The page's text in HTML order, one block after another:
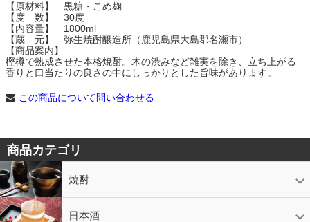
【原材料】 黒糖・こめ麹
【度 数】 30度
【内容量】 1800ml
【蔵 元】 弥生焼酎醸造所（鹿児島県大島郡名瀬市）
【商品案内】
樫樽で熟成させた本格焼酎。木の渋みなど雑実を除き、立ち上がる
香りと口当たりの良さの中にしっかりとした旨味があります。
この商品について問い合わせる
商品カテゴリ
焼酎
芋焼酎
かめ壷入り焼酎
黒糖焼酎
米焼酎
麦焼酎
そば焼酎
泡盛
とうもろこし焼酎
ギフトコーナー
セットコーナー
益々繁盛
鹿児島限定 日本酒